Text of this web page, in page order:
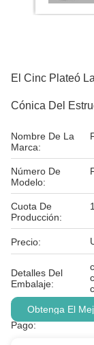
El Cinc Plateó
Cónica Del
Nombre De La
Marca:
Número De
Modelo:
Cuota De
Producción:
Precio:
Detalles Del
Embalaje:
Condiciones De
Pago:
Obtenga El